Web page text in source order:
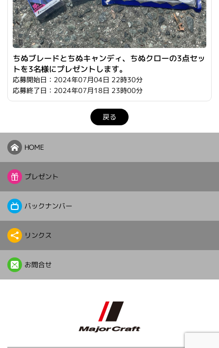
ちぬブレードとちぬキャンディ、ちぬクローの3点セッ
トを3名様にプレゼントします。
応募開始日：2024年07月04日 22時30分
応募終了日：2024年07月18日 23時00分
戻る
HOME
プレゼント
バックナンバー
リンクス
お問合せ